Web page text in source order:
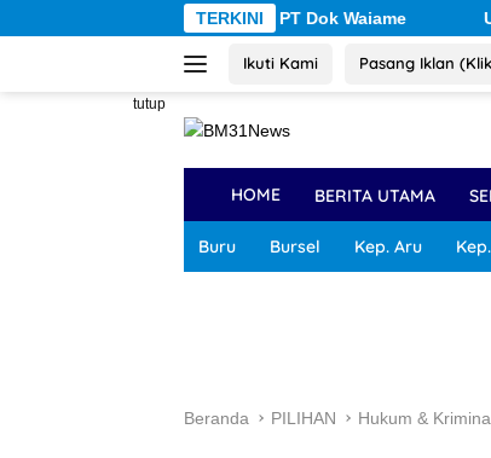
ke
TERKINI
Korupsi PT Dok Waiame Universitas
Ikuti Kami Pasang Iklan
tutup
HOME BERITA UTAMA
Buru Bursel Kep. Aru
Beranda PILIHAN Hukum &